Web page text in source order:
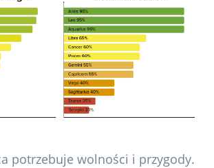
potrzebuje wolności i przygody.